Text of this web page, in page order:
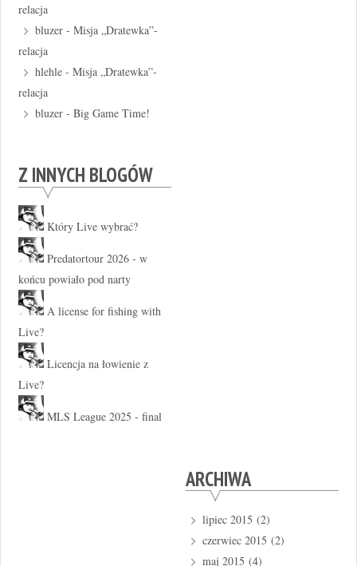
relacja
bluzer -Misja „Dratewka”-
relacja
hlehle -Misja „Dratewka”-
relacja
bluzer -Big Game Time!
Z INNYCH BLOGÓW
Który Live wybrać?
Predatortour 2026 - w
końcu powiało pod narty
A license for fishing with
Live?
Licencja na łowienie z
Live?
MLS League 2025 - final
ARCHIWA
lipiec 2015 (2)
czerwiec 2015 (2)
maj 2015 (4)